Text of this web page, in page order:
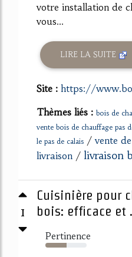
votre installation de
vous...
LIRE LA SUITE
Site : https://
Thèmes liés : bois de
vente bois de chauffage pas
le pas de calais /vente
livraison / livraison
1
Cuisinière pour
bois: efficace et
Pertinence
52%